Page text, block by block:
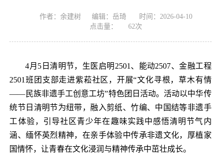
作者：余建树 编辑：岳琦
时间：2026-04-10
点击量：
62次
4月5日清明节，生医启明2501、能动2507、金融工程
2501班团支部走进紫菘社区，开展“文化寻根，草木有情
——民族非遗手工创意工坊”特色团日活动。活动以中华传
统节日清明节为纽带，融入剪纸、竹编、中国结等非遗手
工体验，引导社区青少年在趣味实践中感悟清明节气内
涵、缅怀英烈精神，在亲手体验中传承非遗文化，厚植家
国情怀，让青春在文化浸润与精神传承中茁壮成长。